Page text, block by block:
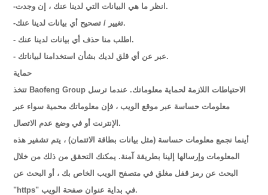
-انظر ما هي البيانات التي لدينا عنك ، إن وجدت.
-تغيير / تصحيح أي بيانات لدينا عنك.
- اطلب منا حذف أي بيانات لدينا عنك.
- عبر عن أي قلق لديك بشأن استخدامنا لبياناتك.
حماية
تتخذ Baofeng Group الاحتياطات اللازمة لحماية معلوماتك. عندما ترسل
معلومات حساسة عبر موقع الويب ، فإن معلوماتك محمية سواء عبر
الإنترنت أو في وضع عدم الاتصال.
أينما نجمع معلومات حساسة (مثل بيانات بطاقة الائتمان) ، يتم تشفير هذه
المعلومات وإرسالها إلينا بطريقة آمنة. يمكنك التحقق من ذلك من خلال
البحث عن رمز قفل مغلق في متصفح الويب الخاص بك ، أو البحث عن
"https" في بداية عنوان صفحة الويب.